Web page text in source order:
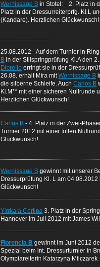
Wernissage B in Stotel: 2. Platz in
Platz in der Dressurreiterprfg. Kl.L
(Kandare). Herzlichen Glückwunsch!
25.08.2012 - Auf dem Turnier in
B in der Stilspringprüfung Kl.A den
Diorello erringt sie in der
26.08. erhält Mira mitWernissage B
die silberne Schleife. Auch Carlos B
Kl.M** mit einer sicheren Nullrunde
Herzlichen Glückwunsch!
Carlos B - 4. Platz in der Zwei-
Turnier 2012 mit einer tollen
Glückwunsch!
Wernissage B gewinnt mit unserer
Dressurprüfung Kl. L am
Glückwunsch!
Yirrkala Cortina 3. Platz in der
Hannover im Juli 2012 mit James
Florencia B gewinnt im Juni 2012
Spezial beim Int. Dressurturnier in
Olympiareiterin Katarzyna Milczarek